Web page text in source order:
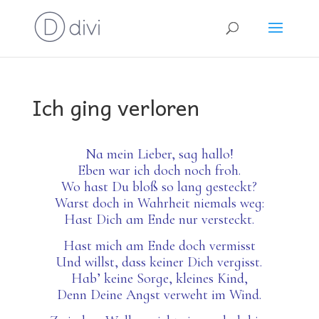
Ich ging verloren
Na mein Lieber, sag hallo!
Eben war ich doch noch froh.
Wo hast Du bloß so lang gesteckt?
Warst doch in Wahrheit niemals weg:
Hast Dich am Ende nur versteckt.
Hast mich am Ende doch vermisst
Und willst, dass keiner Dich vergisst.
Hab’ keine Sorge, kleines Kind,
Denn Deine Angst verweht im Wind.